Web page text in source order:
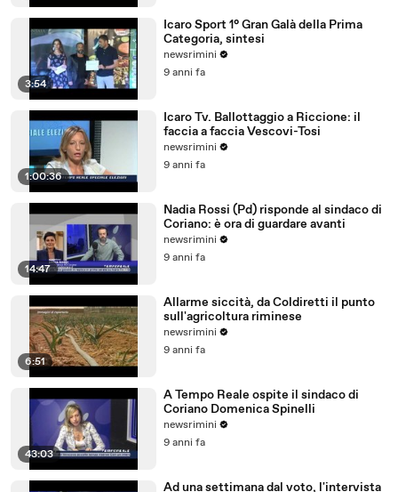
3:54
Icaro Sport 1° Gran Galà della Prima
Categoria, sintesi
newsrimini
9 anni fa
1:00:36
Icaro Tv. Ballottaggio a Riccione: il
faccia a faccia Vescovi-Tosi
newsrimini
9 anni fa
14:47
Nadia Rossi (Pd) risponde al sindaco di
Coriano: è ora di guardare avanti
newsrimini
9 anni fa
6:51
Allarme siccità, da Coldiretti il punto
sull'agricoltura riminese
newsrimini
9 anni fa
43:03
A Tempo Reale ospite il sindaco di
Coriano Domenica Spinelli
newsrimini
9 anni fa
Ad una settimana dal voto, l'intervista